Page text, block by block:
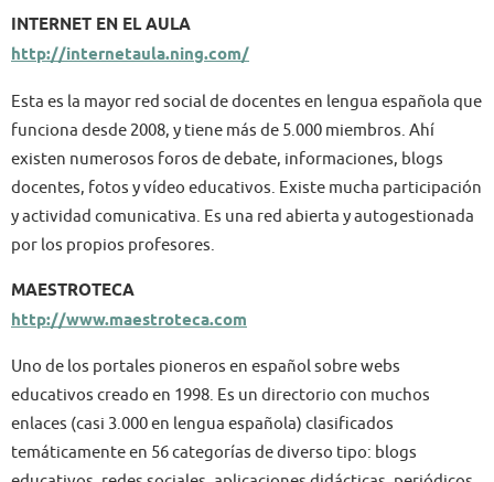
INTERNET EN EL AULA
http://internetaula.ning.com/
Esta es la mayor red social de docentes en lengua española que
funciona desde 2008, y tiene más de 5.000 miembros. Ahí
existen numerosos foros de debate, informaciones, blogs
docentes, fotos y vídeo educativos. Existe mucha participación
y actividad comunicativa. Es una red abierta y autogestionada
por los propios profesores.
MAESTROTECA
http://www.maestroteca.com
Uno de los portales pioneros en español sobre webs
educativos creado en 1998. Es un directorio con muchos
enlaces (casi 3.000 en lengua española) clasificados
temáticamente en 56 categorías de diverso tipo: blogs